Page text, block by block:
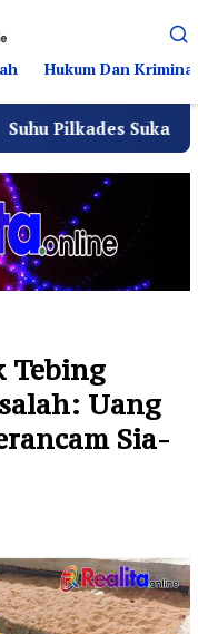
Hukum Dan Kriminal
Sukamulya
Tebing
Uang
Sia-